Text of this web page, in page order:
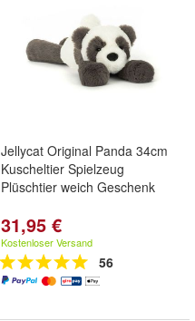
Jellycat Original Panda 34cm
Kuscheltier Spielzeug
Plüschtier weich Geschenk
31,95 €
Kostenloser Versand
56